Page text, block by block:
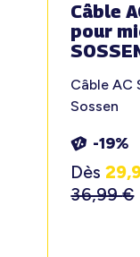
Câble
pour
Câble AC
Sossen
-19%
Dès
36,99€